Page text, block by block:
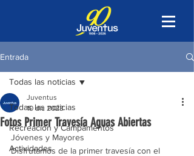
Entrada
Todas las noticias
Recreación y Campamentos
Actividades
Todas las noticias
Fotos Primer Travesía Aguas Abiertas
Juventus
10 dic 2023
Jóvenes y Mayores
Disfrutamos de la primer travesía con el